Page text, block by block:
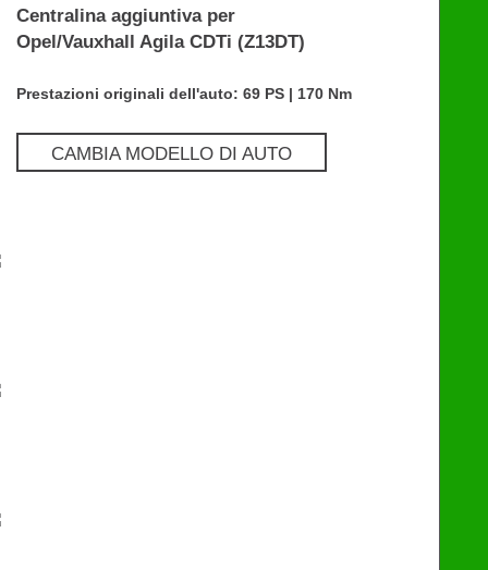
Centralina aggiuntiva per
Opel/Vauxhall Agila CDTi (Z13DT)
Prestazioni originali dell'auto: 69 PS | 170 Nm
CAMBIA MODELLO DI AUTO